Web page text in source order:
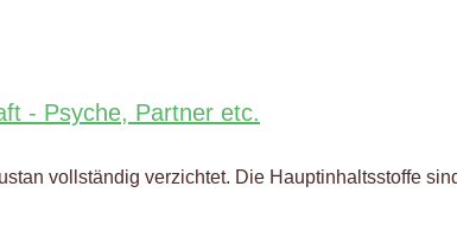
- Psyche, Partner etc.
vollständig verzichtet. Die Hauptinhaltsstoffe